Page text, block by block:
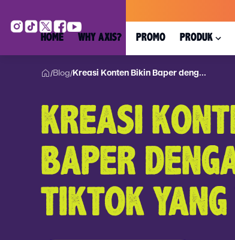
HOME WHY AXIS? PROMO PRODUK
/Blog/Kreasi Konten Bikin Baper deng...
KREASI
BAPER
TIKTOK